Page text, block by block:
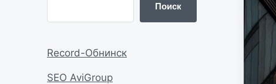
Поиск
Record-Обнинск
SEO AviGroup